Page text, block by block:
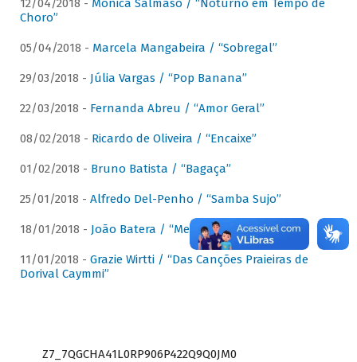
12/04/2018 - Mônica Salmaso / “Noturno em Tempo de
Choro”
05/04/2018 - Marcela Mangabeira / “Sobregal”
29/03/2018 - Júlia Vargas / “Pop Banana”
22/03/2018 - Fernanda Abreu / “Amor Geral”
08/02/2018 - Ricardo de Oliveira / “Encaixe”
01/02/2018 - Bruno Batista / “Bagaça”
25/01/2018 - Alfredo Del-Penho / “Samba Sujo”
18/01/2018 - João Batera / “Meu Pandeiro”
11/01/2018 - Grazie Wirtti / “Das Canções Praieiras de
Dorival Caymmi”
Z7_7QGCHA41L0RP906P422Q9Q0JM0